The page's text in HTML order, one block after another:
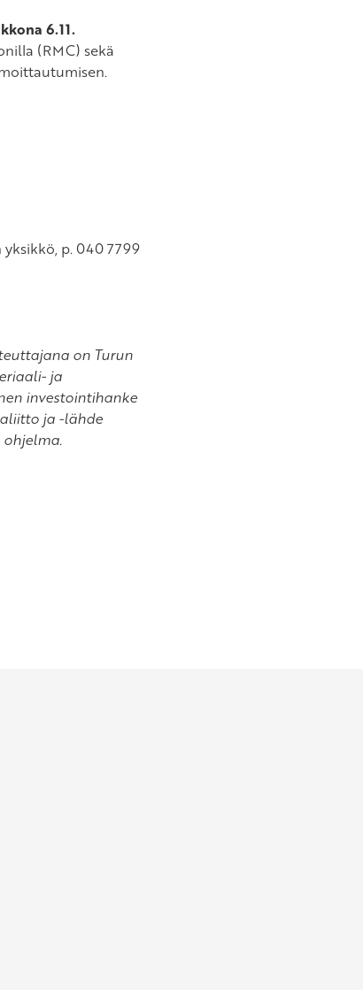
6.11.
(RMC) sekä
p. 040 7799
on Turun
ja
investointihanke
ja -lähde